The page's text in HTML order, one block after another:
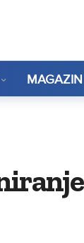
MAGAZIN